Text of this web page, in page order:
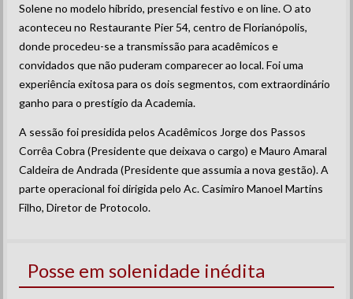
Solene no modelo híbrido, presencial festivo e on line. O ato
aconteceu no Restaurante Pier 54, centro de Florianópolis,
donde procedeu-se a transmissão para acadêmicos e
convidados que não puderam comparecer ao local. Foi uma
experiência exitosa para os dois segmentos, com extraordinário
ganho para o prestígio da Academia.
A sessão foi presidida pelos Acadêmicos Jorge dos Passos
Corrêa Cobra (Presidente que deixava o cargo) e Mauro Amaral
Caldeira de Andrada (Presidente que assumia a nova gestão). A
parte operacional foi dirigida pelo Ac. Casimiro Manoel Martins
Filho, Diretor de Protocolo.
Posse em solenidade inédita